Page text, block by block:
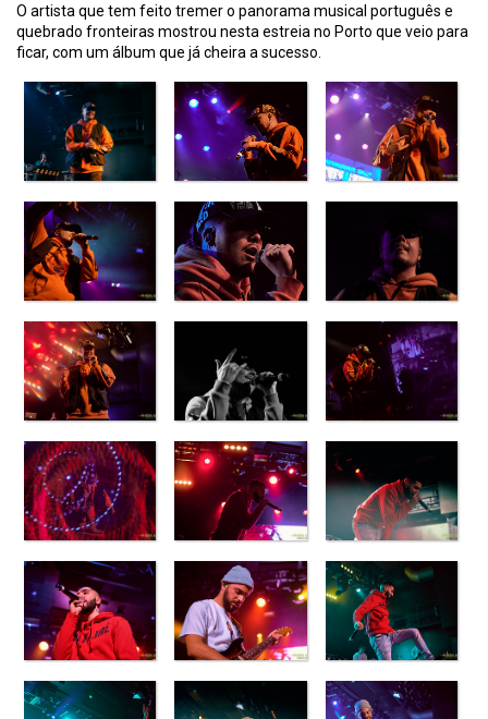
O artista que tem feito tremer o panorama musical português e
quebrado fronteiras mostrou nesta estreia no Porto que veio para
ficar, com um álbum que já cheira a sucesso.